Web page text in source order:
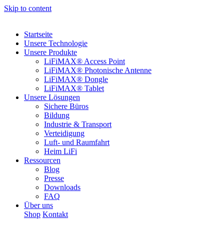
Skip to content
Startseite
Unsere Technologie
Unsere Produkte
LiFiMAX® Access Point
LiFiMAX® Photonische Antenne
LiFiMAX® Dongle
LiFiMAX® Tablet
Unsere Lösungen
Sichere Büros
Bildung
Industrie & Transport
Verteidigung
Luft- und Raumfahrt
Heim LiFi
Ressourcen
Blog
Presse
Downloads
FAQ
Über uns
Shop Kontakt